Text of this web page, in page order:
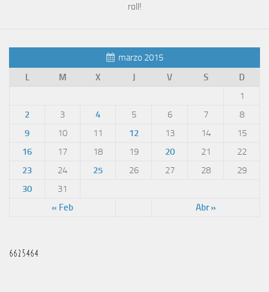
roll!
marzo 2015
L
M X J V S D
« Feb Abr »
1
2
3 4 5 6 7
8
9
10 11 12 13 14
15
16
17 18 19 20 21
22
23
24 25 26 27 28
29
30
31